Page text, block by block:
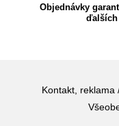
Objednávky
Kontakt, reklama